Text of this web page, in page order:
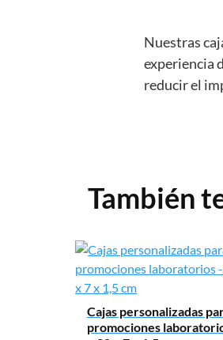
Nuestras
experiencia
reducir el
También
Cajas personalizadas
promociones